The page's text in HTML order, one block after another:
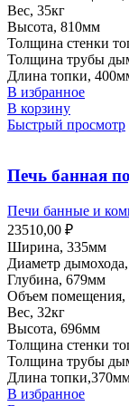
Вес, 35кг
Высота, 810мм
Толщина стенки
Толщина трубы
Длина топки,
В избранное
В корзину
Быстрый просмотр
Печь банная
Печи банные и
23510,00 ₽
Ширина, 335мм
Диаметр
Глубина, 679мм
Объем помещения,
Вес, 32кг
Высота, 696мм
Толщина стенки
Толщина трубы
Длина
В избранное